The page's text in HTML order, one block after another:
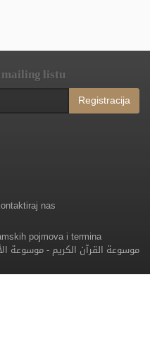
listu
Registracija
nas
pojmova i termina
موسوعة القرآن الكريم -موسوعة